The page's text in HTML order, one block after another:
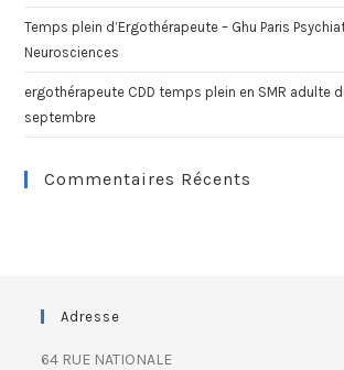
Temps plein d’Ergothérapeute – Ghu Paris
Neurosciences
ergothérapeute CDD temps plein en SMR adulte
septembre
Commentaires Récents
Adresse
64 RUE NATIONALE